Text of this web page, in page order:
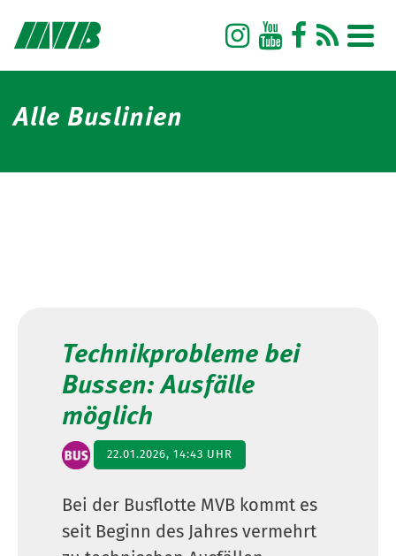
Alle Buslinien
Technikprobleme bei
Bussen: Ausfälle
möglich
22.01.2026, 14:43 UHR
Bei der Busflotte MVB kommt es
seit Beginn des Jahres vermehrt